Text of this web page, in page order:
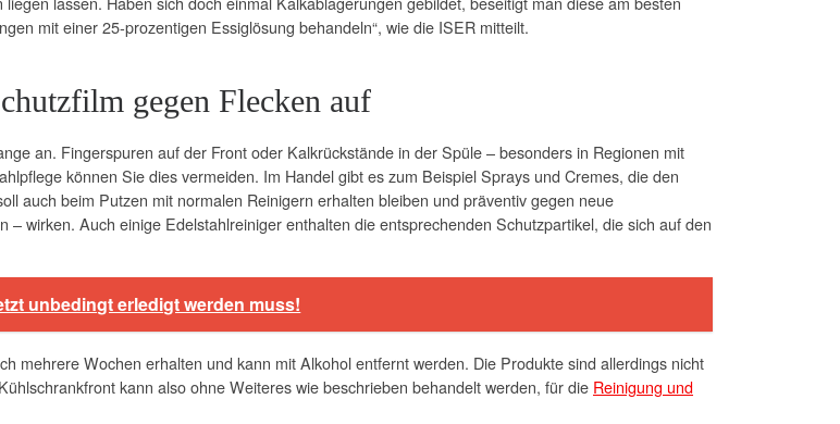
mit einer 25-prozentigen Essiglösung behandeln“, wie die ISER mitteilt.
gegen Flecken auf
an. Fingerspuren auf der Front oder Kalkrückstände in der Spüle – besonders in Regionen mit
können Sie dies vermeiden. Im Handel gibt es zum Beispiel Sprays und Cremes, die den
auch beim Putzen mit normalen Reinigern erhalten bleiben und präventiv gegen neue
wirken. Auch einige Edelstahlreiniger enthalten die entsprechenden Schutzpartikel, die sich auf den
unbedingt erledigt werden muss!
mehrere Wochen erhalten und kann mit Alkohol entfernt werden. Die Produkte sind allerdings nicht
kann also ohne Weiteres wie beschrieben behandelt werden, für die Reinigung und